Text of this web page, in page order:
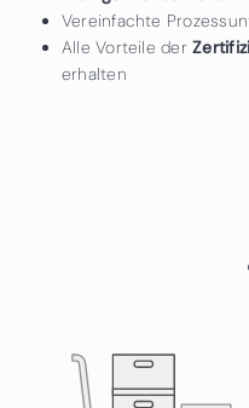
Vereinfachte
Alle Vorteile der
erhalten